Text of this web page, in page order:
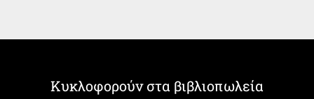
Κυκλοφορούν στα βιβλιοπωλεία